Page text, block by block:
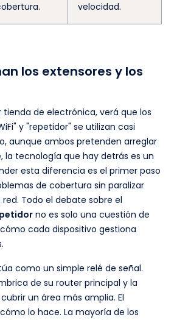
velocidad.
los extensores y los
tienda de electrónica, verá que los
y "repetidor" se utilizan casi
aunque ambos pretenden arreglar
la tecnología que hay detrás es un
esta diferencia es el primer paso
de cobertura sin paralizar
Todo el debate sobre el
no es solo una cuestión de
cada dispositivo gestiona
como un simple relé de señal.
de su router principal y la
un área más amplia. El
lo hace. La mayoría de los